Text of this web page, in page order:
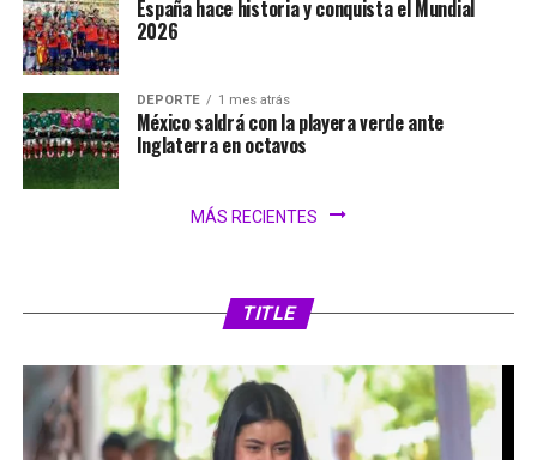
España hace historia y conquista el Mundial
2026
DEPORTE 1 mes atrás
México saldrá con la playera verde ante
Inglaterra en octavos
MÁS RECIENTES
TITLE
FIFA analiza ampliar el Mundial 2030 a 64
selecciones